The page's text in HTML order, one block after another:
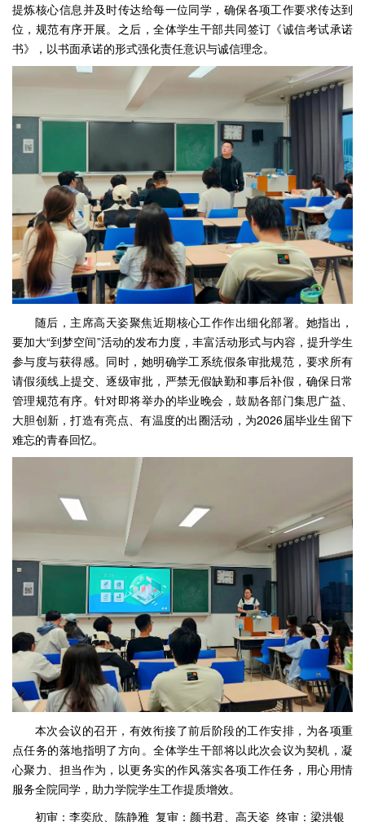
提炼核心信息并及时传达给每一位同学，确保各项工作要求传达到
位，规范有序开展。之后，全体学生干部共同签订《诚信考试承诺
书》，以书面承诺的形式强化责任意识与诚信理念。
随后，主席高天姿聚焦近期核心工作作出细化部署。她指出，
要加大“到梦空间”活动的发布力度，丰富活动形式与内容，提升学生
参与度与获得感。同时，她明确学工系统假条审批规范，要求所有
请假须线上提交、逐级审批，严禁无假缺勤和事后补假，确保日常
管理规范有序。针对即将举办的毕业晚会，鼓励各部门集思广益、
大胆创新，打造有亮点、有温度的出圈活动，为2026届毕业生留下
难忘的青春回忆。
本次会议的召开，有效衔接了前后阶段的工作安排，为各项重
点任务的落地指明了方向。全体学生干部将以此次会议为契机，凝
心聚力、担当作为，以更务实的作风落实各项工作任务，用心用情
服务全院同学，助力学院学生工作提质增效。
初审：李奕欣、陈静雅 复审：颜书君、高天姿 终审：梁洪银